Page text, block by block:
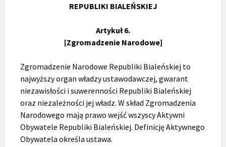
REPUBLIKI BIALEŃSKIEJ
Artykuł 6.
[Zgromadzenie Narodowe]
Zgromadzenie Narodowe Republiki Bialeńskiej to
najwyższy organ władzy ustawodawczej, gwarant
niezawisłości i suwerenności Republiki Bialeńskiej
oraz niezależności jej władz. W skład Zgromadzenia
Narodowego mają prawo wejść wszyscy Aktywni
Obywatele Republiki Bialeńskiej. Definicję Aktywnego
Obywatela określa ustawa.